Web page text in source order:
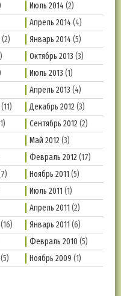
Июль 2014 (2)
Апрель 2014 (4)
(2) Январь 2014 (5)
Октябрь 2013 (3)
Июль 2013 (1)
Апрель 2013 (4)
(11) Декабрь 2012(3)
Сентябрь 2012(2)
Май 2012(3)
Февраль 2012(17)
Ноябрь 2011 (5)
Июль 2011 (1)
Апрель 2011 (2)
(16) Январь 2011 (6)
Февраль 2010 (5)
(5) Ноябрь 2009 (1)